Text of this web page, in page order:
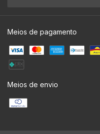
Meios de pagamento
Meios de envio